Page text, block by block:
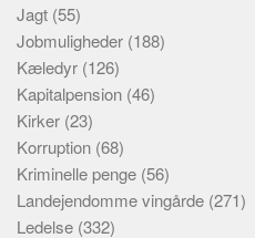
Jagt (55)
Jobmuligheder (188)
Kæledyr (126)
Kapitalpension (46)
Kirker (23)
Korruption (68)
Kriminelle penge (56)
Landejendomme vingårde (271)
Ledelse (332)